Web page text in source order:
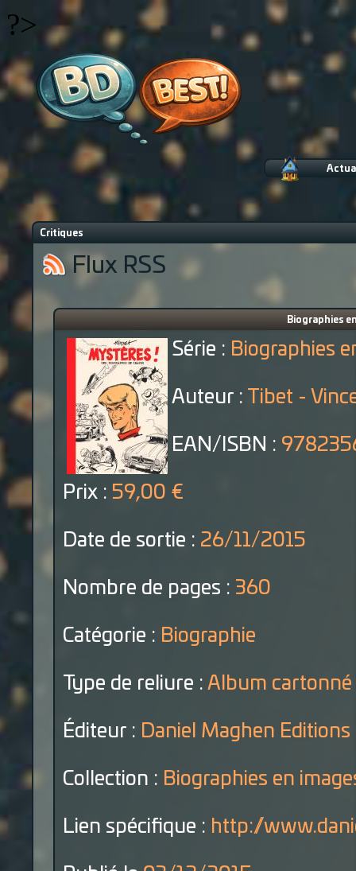
?>
Critiques
Flux RSS
Biographies
Série : Biographies
Auteur : Tibet -
EAN/ISBN :
Prix : 59,00 €
Date de sortie : 26/11/2015
Nombre de pages : 360
Catégorie : Biographie
Type de reliure : Album cartonné
Éditeur : Daniel Maghen Editions
Collection : Biographies en
Lien spécifique : http://